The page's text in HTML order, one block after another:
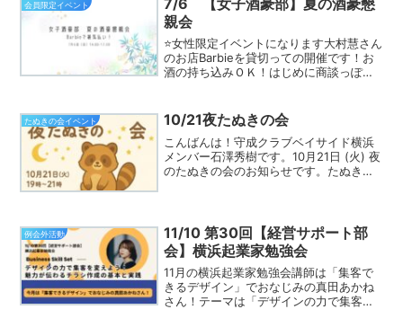
日１１：３０－１２：...
会員限定イベント
親会
⭐️女性限定イベントになります大村慧さん
のお店Barbieを貸切っての開催です！お
酒の持ち込みＯＫ！はじめに商談っぽい
望の方は【参加ポチ】でお願いします。
【イベント要...
たぬきの会イベント 10/21夜たぬきの会
こんばんは！守成クラブベイサイド横浜
メンバー石澤秀樹です。10月21日 (火) 夜
のたぬきの会のお知らせです。たぬきの
けば良いかイマ...
例会外活動
11/10 第30回【経営サポート部
会】横浜起業家勉強会
11月の横浜起業家勉強会講師は「集客で
きるデザイン」でおなじみの真田あかね
さん！テーマは「デザインの力で集客を